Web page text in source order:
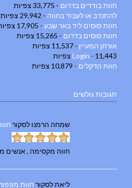
חוות בודדים בדרום - 33,775 צפיות
להתנדב או לעבוד בחווה - 29,942 צפיות
חוות סוסים ליד באר שבע - 17,905 צפיות
חוות סוסים בדרום - 15,265 צפיות
אורחן המעיין - 11,537 צפיות
Login - 11,443 צפיות
חוות הדקלים - 10,879 צפיות
תגובות גולשים
שמחה הרמנו לסקור
חווה מקסימה , אנשים
ליאתלסקור חוות